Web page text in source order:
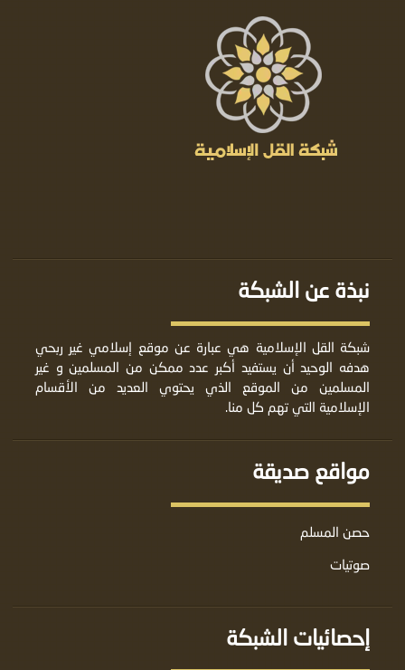
نبذة عن الشبكة
شبكة القل الإسلامية هي عبارة عن موقع إسلامي غير ربحي
هدفه الوحيد أن يستفيد أكبر عدد ممكن من المسلمين و غير
المسلمين من الموقع الذي يحتوي العديد من الأقسام
الإسلامية التي تهم كل منا.
مواقع صديقة
حصن المسلم
صوتيات
إحصائيات الشبكة